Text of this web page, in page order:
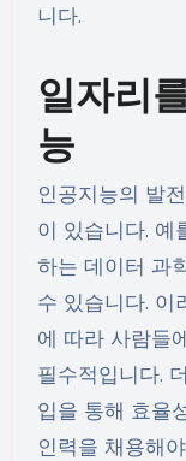
니다.
일자리
능
인공지능의 발
이 있습니다. 예
하는 데이터 과
수 있습니다. 이
에 따라 사람들
필수적입니다.
입을 통해 효율
인력을 채용해